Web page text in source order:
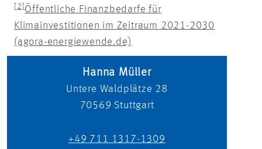
[2] Öffentliche Finanzbedarfe für
Klimainvestitionen im Zeitraum 2021-2030
(agora-energiewende.de)
Hanna Müller
Untere Waldplätze 28
70569 Stuttgart
+49 711 1317-1309